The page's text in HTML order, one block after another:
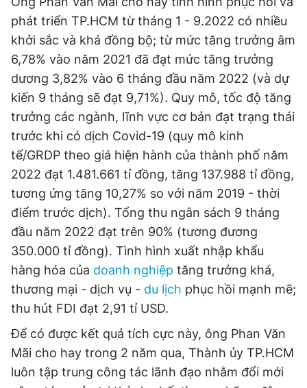
phát triển TP.HCM từ tháng 1 - 9.2022 có nhiều
khởi sắc và khá đồng bộ; từ mức tăng trưởng âm
6,78% vào năm 2021 đã đạt mức tăng trưởng
dương 3,82% vào 6 tháng đầu năm 2022 (và dự
kiến 9 tháng sẽ đạt 9,71%). Quy mô, tốc độ tăng
trưởng các ngành, lĩnh vực cơ bản đạt trạng thái
trước khi có dịch Covid-19 (quy mô kinh
tế/GRDP theo giá hiện hành của thành phố năm
2022 đạt 1.481.661 tỉ đồng, tăng 137.988 tỉ đồng,
tương ứng tăng 10,27% so với năm 2019 - thời
điểm trước dịch). Tổng thu ngân sách 9 tháng
đầu năm 2022 đạt trên 90% (tương đương
350.000 tỉ đồng). Tình hình xuất nhập khẩu
hàng hóa của doanh nghiệp tăng trưởng khá,
thương mại - dịch vụ - du lịch phục hồi mạnh mẽ;
thu hút FDI đạt 2,91 tỉ USD.
Để có được kết quả tích cực này, ông Phan Văn
Mãi cho hay trong 2 năm qua, Thành ủy TP.HCM
luôn tập trung công tác lãnh đạo nhằm đổi mới